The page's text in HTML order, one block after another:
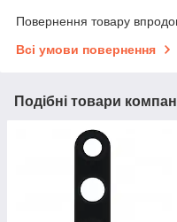
Повернення товару
Всі умови повернення
Подібні товари